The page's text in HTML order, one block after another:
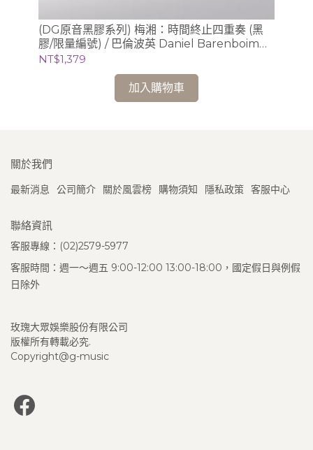
(DG原音黑膠系列) 梅湘：時間終止四重奏 (黑
膠/限量編號) / 巴倫波英 Daniel Barenboim
(鋼琴)
NT$1,379
加入購物車
關於我們
最新消息 公司簡介 關於風雲榜 購物須知 隱私政策 客服中心
聯絡資訊
客服專線：(02)2579-5977
客服時間：週一～週五 9:00-12:00 13:00-18:00，國定假日與例假
日除外
玫瑰大眾娛樂股份有限公司
版權所有轉載必究.
Copyright@g-music